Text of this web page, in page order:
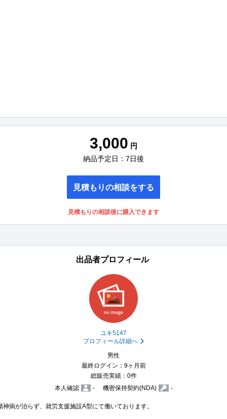
3,000 円
納品予定日：7日後
見積もりの相談をする
見積もりの相談後に購入できます
出品者プロフィール
ユキ5147
プロフィール詳細へ
男性
最終ログイン：9ヶ月前
総販売実績：0件
本人確認
- 機密保持契約(NDA) -
病が治らず、就労支援施設A型にて働いております。